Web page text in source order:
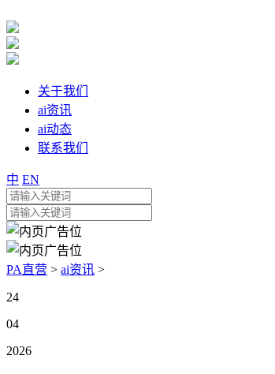
关于我们
ai资讯
ai动态
联系我们
中 EN
PA直营 > ai资讯 >
24
04
2026